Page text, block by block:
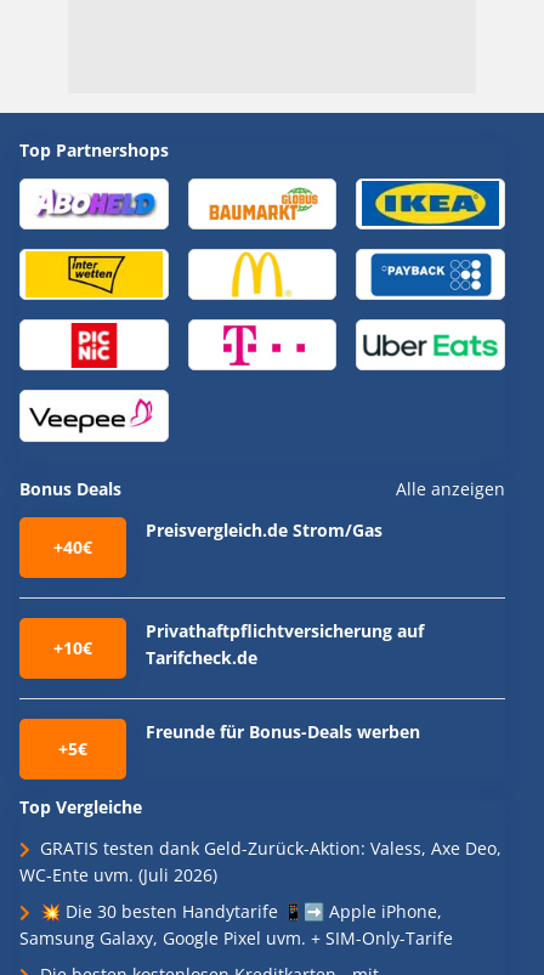
Top Partnershops
Bonus Deals Alle anzeigen
+40€
Preisvergleich.de Strom/Gas
+10€
Privathaftpflichtversicherung auf
Tarifcheck.de
+5€
Freunde für Bonus-Deals werben
Top Vergleiche
GRATIS testen dank Geld-Zurück-Aktion: Valess, Axe Deo,
WC-Ente uvm. (Juli 2026)
💥 Die 30 besten Handytarife 📱➡️ Apple iPhone,
Samsung Galaxy, Google Pixel uvm. + SIM-Only-Tarife